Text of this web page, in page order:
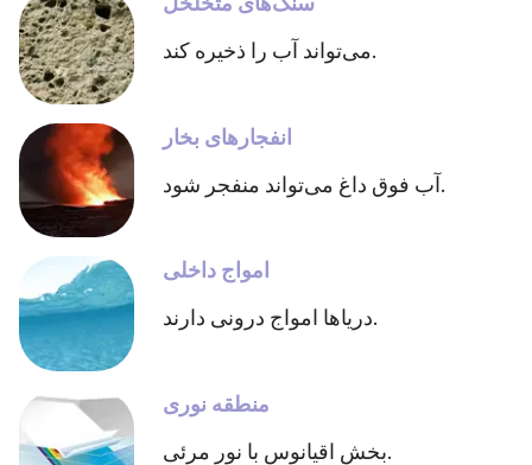
می‌تواند آب را ذخیره کند.
انفجارهای بخار
آب فوق داغ می‌تواند منفجر شود.
امواج داخلی
دریاها امواج درونی دارند.
منطقه نوری
بخش اقیانوس با نور مرئی.